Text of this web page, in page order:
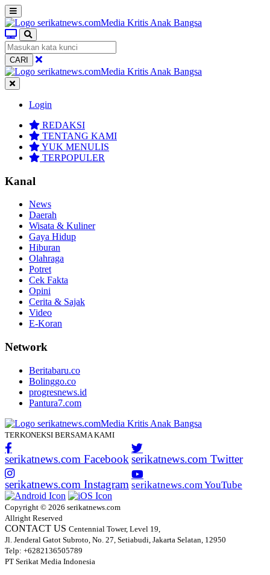
CARI
Login
REDAKSI
TENTANG KAMI
YUK MENULIS
TERPOPULER
Kanal
News
Daerah
Wisata & Kuliner
Gaya Hidup
Hiburan
Olahraga
Potret
Cek Fakta
Opini
Cerita & Sajak
Video
E-Koran
Network
Beritabaru.co
Bolinggo.co
progresnews.id
Pantura7.com
TERKONEKSI BERSAMA KAMI
serikatnews.com Facebook serikatnews.com Twitter
serikatnews.com Instagram serikatnews.com YouTube
Copyright © 2026 serikatnews.com
Allright Reserved
CONTACT US Centennial Tower, Level 19,
Jl. Jenderal Gatot Subroto, No. 27, Setiabudi, Jakarta Selatan, 12950
Telp: +6282136505789
PT Serikat Media Indonesia